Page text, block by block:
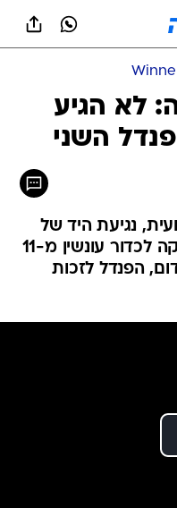
לא הגיע
השני
נגיעת היד של
אביב קנריק לא הצדיקה שריקה לכדור עונשין מ-11
הפנדל לזכות